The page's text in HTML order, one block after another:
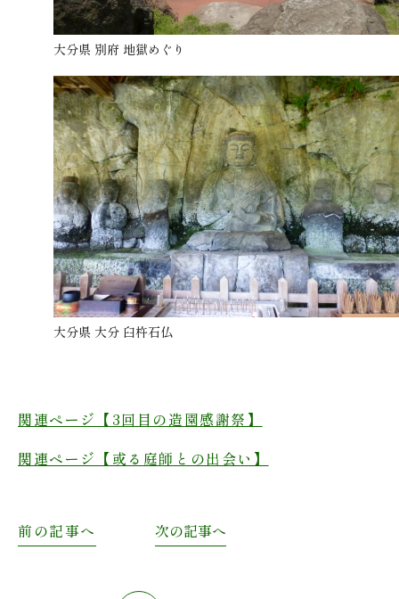
大分県 別府 地獄めぐり
大分県 大分 臼杵石仏
関連ページ【3回目の造園感謝祭】
関連ページ【或る庭師との出会い】
前の記事へ 次の記事へ